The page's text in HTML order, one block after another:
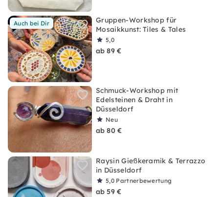
Auch bei Dir
Gruppen-Workshop für
Mosaikkunst: Tiles & Tales
5,0
ab 89 €
Schmuck-Workshop mit
Edelsteinen & Draht in
Düsseldorf
Neu
ab 80 €
Raysin Gießkeramik & Terrazzo
in Düsseldorf
5,0 Partnerbewertung
ab 59 €